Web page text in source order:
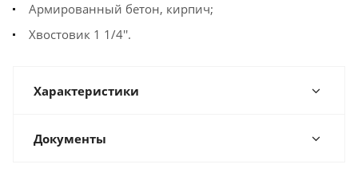
Армированный бетон, кирпич;
Хвостовик 1 1/4''.
Характеристики
Документы